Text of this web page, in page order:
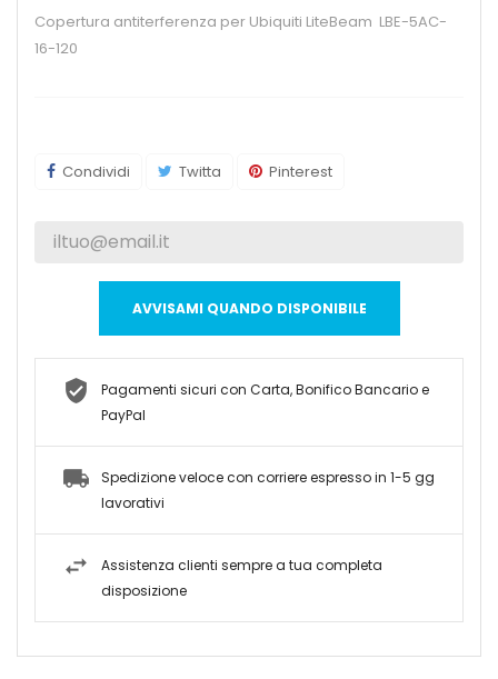
Copertura antiterferenza per Ubiquiti LiteBeam LBE-5AC-
16-120
Condividi Twitta Pinterest
AVVISAMI QUANDO DISPONIBILE
Pagamenti sicuri con Carta, Bonifico Bancario e
PayPal
Spedizione veloce con corriere espresso in 1-5 gg
lavorativi
Assistenza clienti sempre a tua completa
disposizione